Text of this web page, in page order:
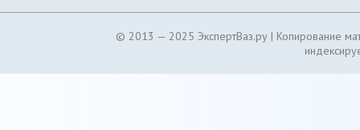
© 2013 — 2025 ЭкспертВаз.ру | Копирование